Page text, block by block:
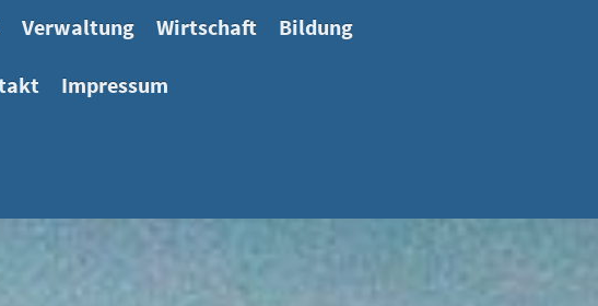
Verwaltung Wirtschaft Bildung
Impressum